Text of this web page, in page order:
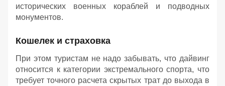
исторических военных кораблей и подводных
монументов.
Кошелек и страховка
При этом туристам не надо забывать, что дайвинг
относится к категории экстремального спорта, что
требует точного расчета скрытых трат до выхода в